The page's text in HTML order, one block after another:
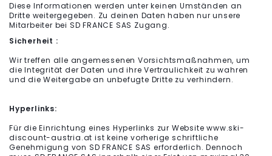
Diese Informationen werden unter keinen Umständen an
Dritte weitergegeben. Zu deinen Daten haben nur unsere
Mitarbeiter bei SD FRANCE SAS Zugang.
Sicherheit :
Wir treffen alle angemessenen Vorsichtsmaßnahmen, um
die Integrität der Daten und ihre Vertraulichkeit zu wahren
und die Weitergabe an unbefugte Dritte zu verhindern.
Hyperlinks:
Für die Einrichtung eines Hyperlinks zur Website www.ski-
discount-austria.at ist keine vorherige schriftliche
Genehmigung von SD FRANCE SAS erforderlich. Dennoch